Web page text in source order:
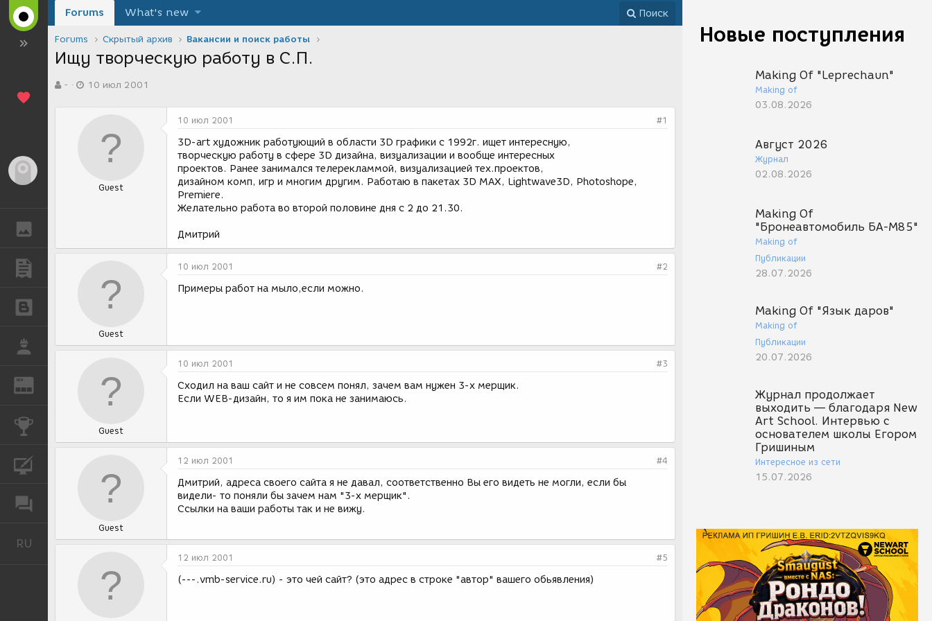
РАБОТА
REN
RU Русский
Новые поступления
Making Of "Leprechaun"
Making of
03.08.2026
Август 2026
Журнал
02.08.2026
Making Of
"Бронеавтомобиль БА-М85"
Making of
Публикации
28.07.2026
Making Of "Язык даров"
Making of
Публикации
20.07.2026
Журнал продолжает
выходить — благодаря New
Art School. Интервью с
основателем школы Егором
Гришиным
Интересное из сети
15.07.2026
Forums What's new Поиск
Forums Скрытый архив Вакансии и поиск работы
Ищу творческую работу в С.П.
в-
а
10 июл 2001
Guest
10 июл 2001 #1
3D-art художник работующий в области 3D графики с 1992г. ищет интересную,
творческую работу в сфере 3D дизайна, визуализации и вообще интересных
проектов. Ранее занимался телерекламмой, визуализацией тех.проектов,
дизайном комп, игр и многим другим. Работаю в пакетах 3D MAX, Lightwave3D, Photoshope,
Premiere.
Желательно работа во второй половине дня с 2 до 21.30.
Дмитрий
Guest
10 июл 2001 #2
Примеры работ на мыло,если можно.
Guest
10 июл 2001 #3
Сходил на ваш сайт и не совсем понял, зачем вам нужен 3-х мерщик.
Если WEB-дизайн, то я им пока не занимаюсь.
Guest
12 июл 2001 #4
Дмитрий, адреса своего сайта я не давал, соответственно Вы его видеть не могли, если бы
видели- то поняли бы зачем нам "3-х мерщик".
Ссылки на ваши работы так и не вижу.
12 июл 2001 #5
(---.vmb-service.ru) - это чей сайт? (это адрес в строке "автор" вашего обьявления)